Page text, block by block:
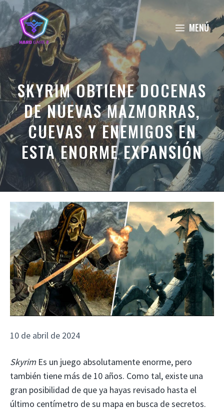
Saltar
contenido
MENÚ
SKYRIM OBTIENE DOCENAS
DE NUEVAS MAZMORRAS,
CUEVAS Y ENEMIGOS EN
ESTA ENORME EXPANSIÓN
10 de abril de 2024
Skyrim Es un juego absolutamente enorme, pero
también tiene más de 10 años. Como tal, existe una
gran posibilidad de que ya hayas revisado hasta el
último centímetro de su mapa en busca de secretos.